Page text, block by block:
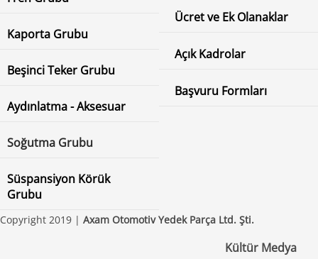
Kaporta Grubu
Beşinci Teker Grubu
Aydınlatma - Aksesuar
Soğutma Grubu
Süspansiyon Körük
Grubu
Ücret ve Ek Olanaklar
Açık Kadrolar
Başvuru Formları
Copyright 2019 | Axam Otomotiv Yedek Parça Ltd. Şti.
Kültür Medya